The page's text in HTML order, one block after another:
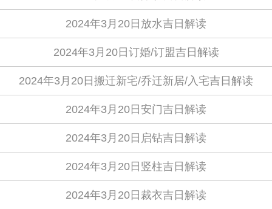
2024年3月20日放水吉日解读
2024年3月20日订婚/订盟吉日解读
2024年3月20日搬迁新宅/乔迁新居/入宅吉日解读
2024年3月20日安门吉日解读
2024年3月20日启钻吉日解读
2024年3月20日竖柱吉日解读
2024年3月20日裁衣吉日解读